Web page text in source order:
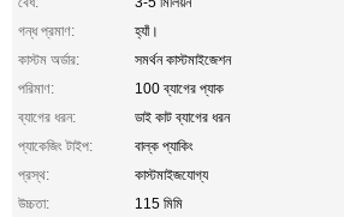
গন্ধ প্রমাণ:
হ্যাঁ।
কাস্টম অর্ডার:
সমর্থন কাস্টমাইজেশন
পরিমাণ:
100 ব্যাগের প্যাক
ব্যাগের ধরন:
ডাই কাট ব্যাগের ধরন
প্যাকেজিং টাইপ:
বাল্ক প্যাকিং
প্রস্থ:
কাস্টমাইজযোগ্য
উচ্চতা:
115 মিমি